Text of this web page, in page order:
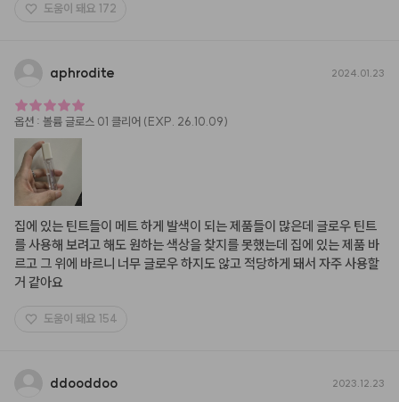
도움이 돼요 172
aphrodite 2024.01.23
옵션 : 볼륨 글로스 01 클리어 (EXP. 26.10.09)
집에 있는 틴트들이 메트 하게 발색이 되는 제품들이 많은데 글로우 틴트
를 사용해 보려고 해도 원하는 색상을 찾지를 못했는데 집에 있는 제품 바
르고 그 위에 바르니 너무 글로우 하지도 않고 적당하게 돼서 자주 사용할
거 같아요
도움이 돼요 154
ddooddoo 2023.12.23